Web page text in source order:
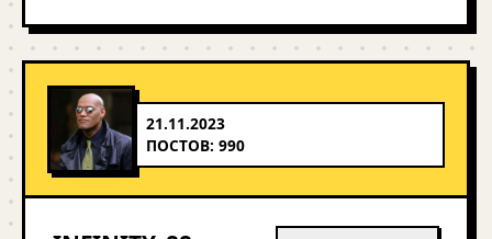
21.11.2023
ПОСТОВ: 990